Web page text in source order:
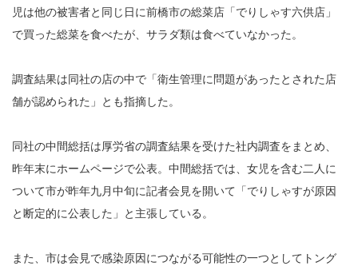
児は他の被害者と同じ日に前橋市の総菜店「でりしゃす六供店」
で買った総菜を食べたが、サラダ類は食べていなかった。
調査結果は同社の店の中で「衛生管理に問題があったとされた店
舗が認められた」とも指摘した。
同社の中間総括は厚労省の調査結果を受けた社内調査をまとめ、
昨年末にホームページで公表。中間総括では、女児を含む二人に
ついて市が昨年九月中旬に記者会見を開いて「でりしゃすが原因
と断定的に公表した」と主張している。
また、市は会見で感染原因につながる可能性の一つとしてトング